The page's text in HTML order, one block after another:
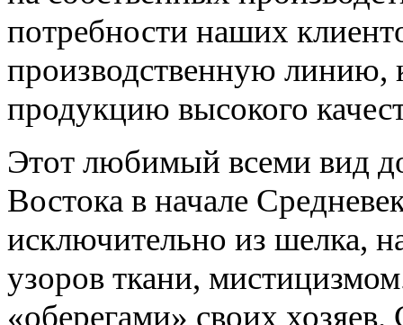
потребности наших
производственную линию,
продукцию высокого
Этот любимый всеми вид
Востока в начале
исключительно из шелка,
узоров ткани,
«оберегами» своих